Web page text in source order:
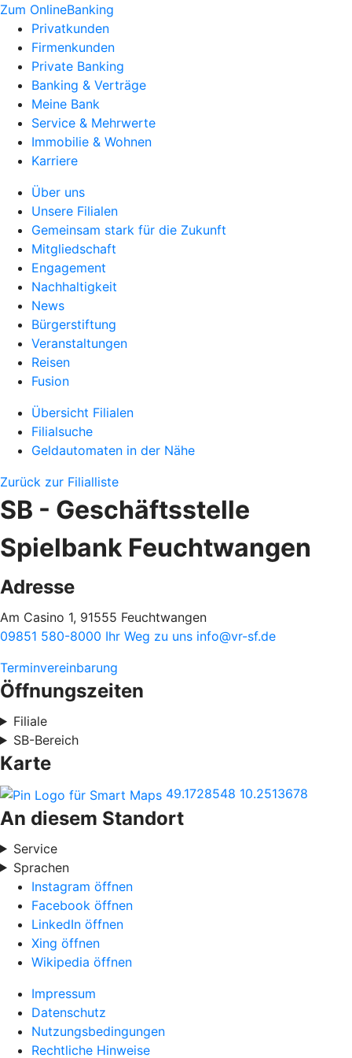
Zum OnlineBanking
Privatkunden
Firmenkunden
Private Banking
Banking & Verträge
Meine Bank
Service & Mehrwerte
Immobilie & Wohnen
Karriere
Über uns
Unsere Filialen
Gemeinsam stark für die Zukunft
Mitgliedschaft
Engagement
Nachhaltigkeit
News
Bürgerstiftung
Veranstaltungen
Reisen
Fusion
Übersicht Filialen
Filialsuche
Geldautomaten in der Nähe
Zurück zur Filialliste
SB - Geschäftsstelle
Spielbank Feuchtwangen
Adresse
Am Casino 1, 91555 Feuchtwangen
09851 580-8000 Ihr Weg zu uns info@vr-sf.de
Terminvereinbarung
Öffnungszeiten
Filiale
SB-Bereich
Karte
49.1728548 10.2513678
An diesem Standort
Service
Sprachen
Instagram öffnen
Facebook öffnen
LinkedIn öffnen
Xing öffnen
Wikipedia öffnen
Impressum
Datenschutz
Nutzungsbedingungen
Rechtliche Hinweise